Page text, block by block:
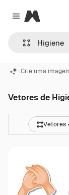
Close menu
Magnific
Crie uma
Vetores de
Vetores